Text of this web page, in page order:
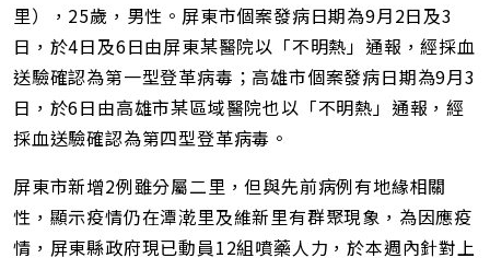
里），25歲，男性。屏東市個案發病日期為9月2日及3
日，於4日及6日由屏東某醫院以「不明熱」通報，經採血
送驗確認為第一型登革病毒；高雄市個案發病日期為9月3
日，於6日由高雄市某區域醫院也以「不明熱」通報，經
採血送驗確認為第四型登革病毒。
屏東市新增2例雖分屬二里，但與先前病例有地緣相關
性，顯示疫情仍在潭漧里及維新里有群聚現象，為因應疫
情，屏東縣政府現已動員12組噴藥人力，於本週內針對上